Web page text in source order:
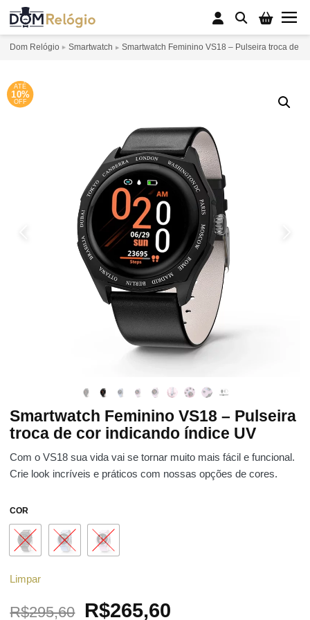
Smartwatch
Fones Bluetooth
Pulseiras Inteligentes
Buscar
Dom Relógio Smartwatch Smartwatch Feminino VS18 – Pulseira troca de
ATÉ
10%
OFF
Smartwatch Feminino VS18 – Pulseira
troca de cor indicando índice UV
Com o VS18 sua vida vai se tornar muito mais fácil e funcional.
Crie look incríveis e práticos com nossas opções de cores.
COR
Limpar
R$295,60
Original
R$265,60